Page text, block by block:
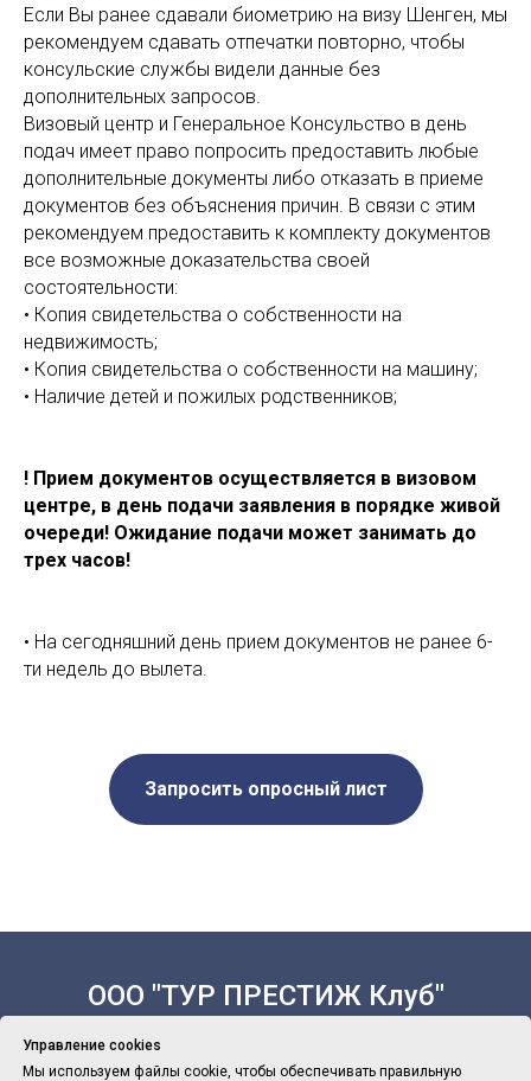
Если Вы ранее сдавали биометрию на визу Шенген, мы
рекомендуем сдавать отпечатки повторно, чтобы
консульские службы видели данные без
дополнительных запросов.
Визовый центр и Генеральное Консульство в день
подач имеет право попросить предоставить любые
дополнительные документы либо отказать в приеме
документов без объяснения причин. В связи с этим
рекомендуем предоставить к комплекту документов
все возможные доказательства своей
состоятельности:
• Копия свидетельства о собственности на
недвижимость;
• Копия свидетельства о собственности на машину;
• Наличие детей и пожилых родственников;
! Прием документов осуществляется в визовом
центре, в день подачи заявления в порядке живой
очереди! Ожидание подачи может занимать до
трех часов!
• На сегодняшний день прием документов не ранее 6-
ти недель до вылета.
Запросить опросный лист
ООО "ТУР ПРЕСТИЖ Клуб"
Управление cookies
Мы используем файлы cookie, чтобы обеспечивать правильную